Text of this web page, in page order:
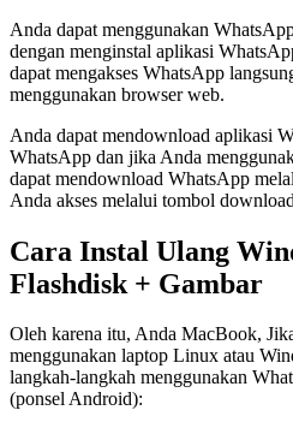
Anda dapat menggunakan
dengan menginstal aplikasi
dapat mengakses WhatsApp
menggunakan browser web.
Anda dapat mendownload aplikasi
WhatsApp dan jika Anda
dapat mendownload WhatsApp
Anda akses melalui tombol
Cara Instal Ulang
Flashdisk + Gambar
Oleh karena itu, Anda MacBook,
menggunakan laptop Linux atau
langkah-langkah menggunakan
(ponsel Android):